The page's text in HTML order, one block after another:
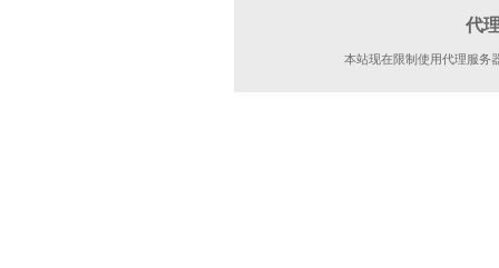
代
本站现在限制使用代理服务